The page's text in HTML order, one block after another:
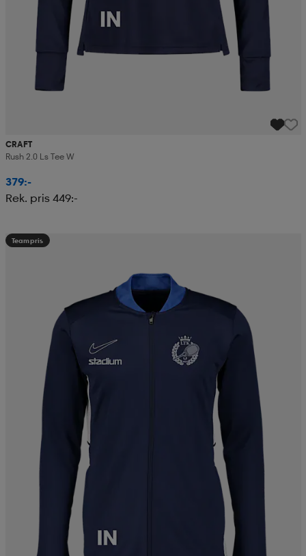
CRAFT
Rush 2.0 Ls Tee W
379:-
Rek. pris 449:-
Teampris